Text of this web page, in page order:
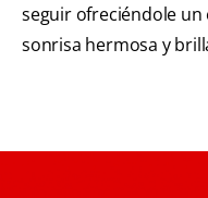
seguir ofreciéndole un
sonrisa hermosa y